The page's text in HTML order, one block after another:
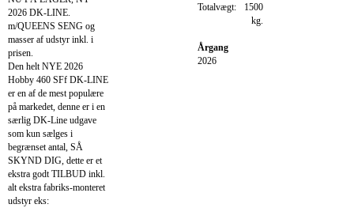
2026 DK-LINE.
m/QUEENS SENG og
masser af udstyr inkl. i
prisen.
Den helt NYE 2026
Hobby 460 SFf DK-LINE
er en af de mest populære
på markedet, denne er i en
særlig DK-Line udgave
som kun sælges i
begrænset antal, SÅ
SKYND DIG, dette er et
ekstra godt TILBUD inkl.
alt ekstra fabriks-monteret
udstyr eks:
Totalvægt:
1500
kg.
Årgang
2026